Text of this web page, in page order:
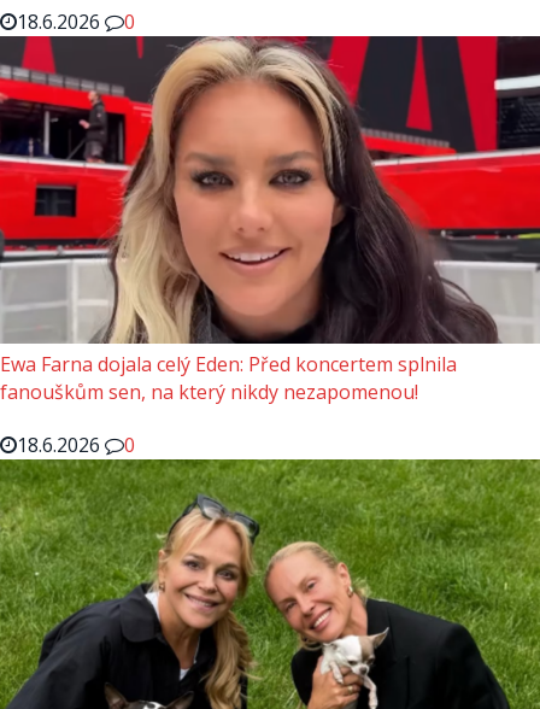
18.6.2026
0
Ewa Farna dojala celý Eden: Před koncertem splnila
fanouškům sen, na který nikdy nezapomenou!
18.6.2026
0